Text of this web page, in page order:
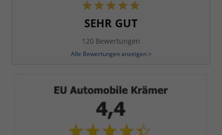
SEHR GUT
120 Bewertungen
Alle Bewertungen anzeigen >